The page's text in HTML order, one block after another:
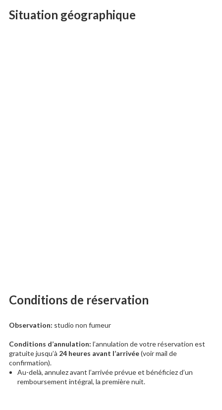
Situation géographique
Conditions de réservation
Observation: studio non fumeur
Conditions d’annulation: l’annulation de votre réservation est
gratuite jusqu’à 24 heures avant l’arrivée(voir mail de
confirmation).
Au-delà, annulez avant l’arrivée prévue et bénéficiez d’un
remboursement intégral, la première nuit.